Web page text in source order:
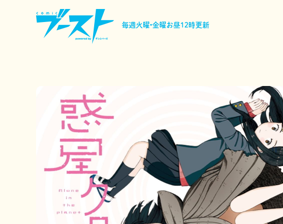
毎週火曜•金曜お昼12時更新